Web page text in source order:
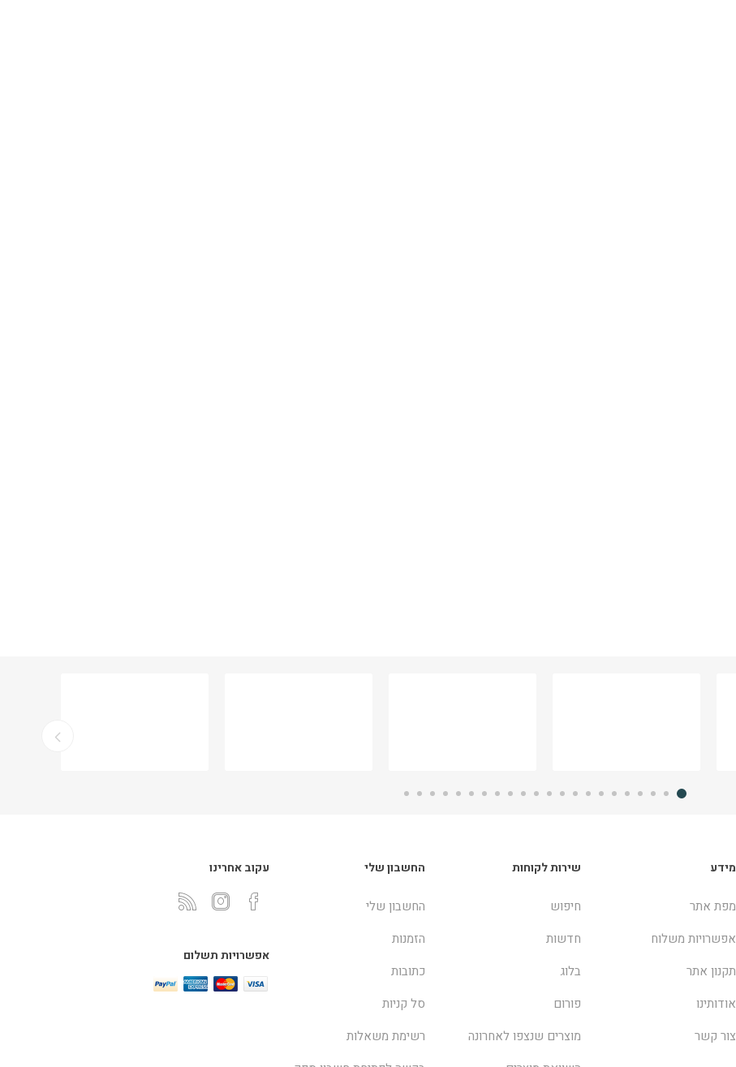
מידע
מפת אתר
אפשרויות משלוח
תקנון אתר
אודותינו
צור קשר
שירות לקוחות
חיפוש
חדשות
בלוג
פורום
מוצרים שנצפו לאחרונה
החשבון שלי
החשבון שלי
הזמנות
כתובות
סל קניות
רשימת משאלות
עקוב אחרינו
אפשרויות תשלום